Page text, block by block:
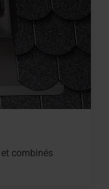
combinés